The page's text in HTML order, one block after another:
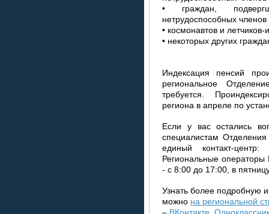
• граждан,
нетрудоспособных
• космонавтов и летчиков-
• некоторых других
Индексация пенсий
региональное
требуется.
региона в апреле по
Если у вас остались
специалистам
единый контакт-центр:
Региональные операторы
- с 8:00 до 17:00, в
Узнать более подробную
можно на региональной